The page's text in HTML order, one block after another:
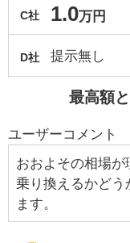
C社 1.0万円
D社 提示無し
最高額
ユーザーコメント
おおよその相場
乗り換えるかどう
ます。